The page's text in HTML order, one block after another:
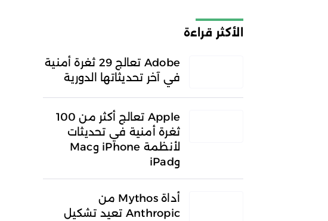
الأكثر قراءة
Adobe تعالج 29 ثغرة أمنية
في آخر تحديثاتها الدورية
Apple تعالج أكثر من 100
ثغرة أمنية في تحديثات
لأنظمة iPhone وMac
وiPad
أداة Mythos من
Anthropic تعيد تشكيل